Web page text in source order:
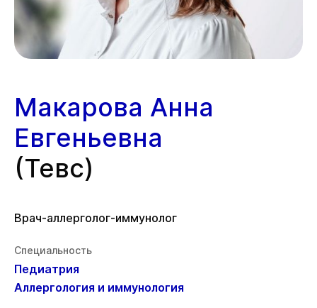
Макарова Анна
Евгеньевна
(Тевс)
Врач-аллерголог-иммунолог
Специальность
Педиатрия
Аллергология и иммунология